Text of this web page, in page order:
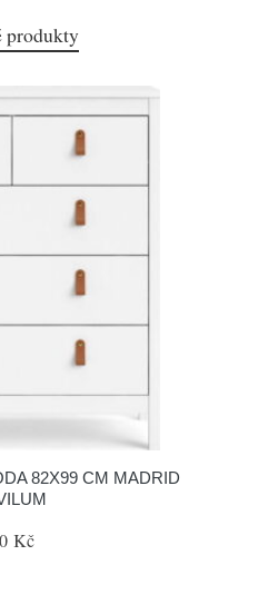
produkty
82X99 CM MADRID
Kč